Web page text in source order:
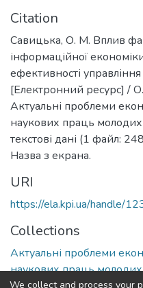
Citation
Савицька, О. М. Вплив
інформаційної
ефективності
[Електронний ресурс] /
Актуальні проблеми
наукових праць
текстові дані (1 файл:
Назва з екрана.
URI
https://ela.kpi.ua/handle/
Collections
Актуальні проблеми
наукових праць
We collect and process your